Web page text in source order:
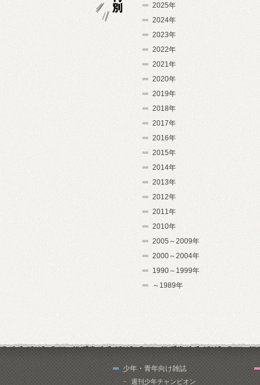
2025年
2024年
2023年
2022年
2021年
2020年
2019年
2018年
2017年
2016年
2015年
2014年
2013年
2012年
2011年
2010年
2005～2009年
2000～2004年
1990～1999年
～1989年
少年・青年向け雑誌
週刊少年チャンピオン